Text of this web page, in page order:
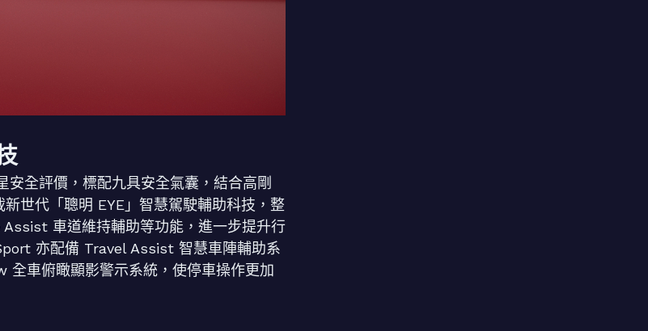
全評價，標配九具安全氣囊，結合高剛
世代「聰明 EYE」智慧駕駛輔助科技，整
車道維持輔助等功能，進一步提升行
亦配備 Travel Assist 智慧車陣輔助系
車俯瞰顯影警示系統，使停車操作更加